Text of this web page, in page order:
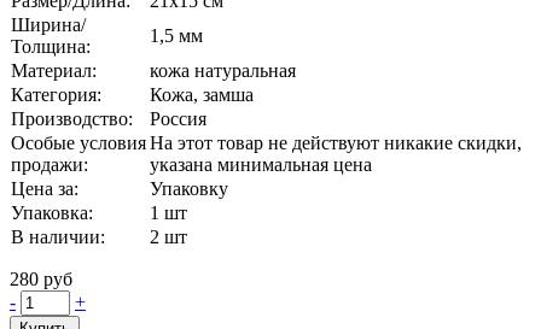
Ширина/
Толщина:
1,5 мм
Материал:
кожа натуральная
Категория:
Кожа, замша
Производство:
Россия
Особые условия
продажи:
На этот товар не действуют никакие скидки,
указана минимальная цена
Цена за:
Упаковку
Упаковка:
1 шт
В наличии:
2 шт
280 руб
-
+